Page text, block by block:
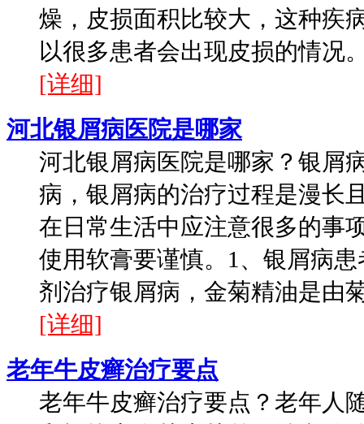
燥，皮损面积比较大，这种疾
以很多患者会出现皮损的情况
[详细]
河北银屑病医院是哪家
河北银屑病医院是哪家？银屑
病，银屑病的治疗过程是漫长
在日常生活中应注意很多的事
使用软膏要谨慎。1、银屑病
剂治疗银屑病，金菊精油是由
[详细]
老年牛皮癣治疗要点
老年牛皮癣治疗要点？老年人